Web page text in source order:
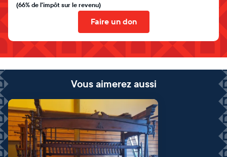
(66% de l'impôt sur le revenu)
Faire un don
Vous aimerez aussi